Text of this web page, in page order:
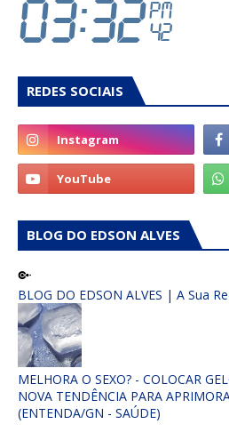
REDES SOCIAIS
BLOG DO EDSON ALVES
BLOG DO EDSON ALVES | A Sua
MELHORA O SEXO? - COLOCAR
NOVA TENDÊNCIA PARA
(ENTENDA/GN - SAÚDE)